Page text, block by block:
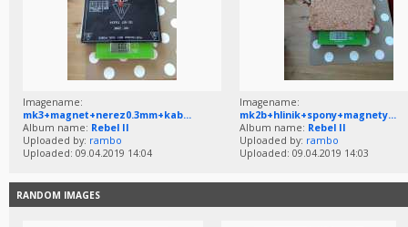
Imagename:
mk3+magnet+nerez0.3mm+kab...
Album name: Rebel II
Uploaded by: rambo
Uploaded: 09.04.2019 14:04
Imagename:
mk2b+hlinik+spony+magnety...
Album name: Rebel II
Uploaded by: rambo
Uploaded: 09.04.2019 14:03
RANDOM IMAGES